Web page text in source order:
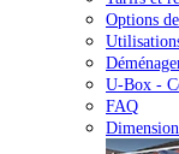
Options
U-Box -
FAQ